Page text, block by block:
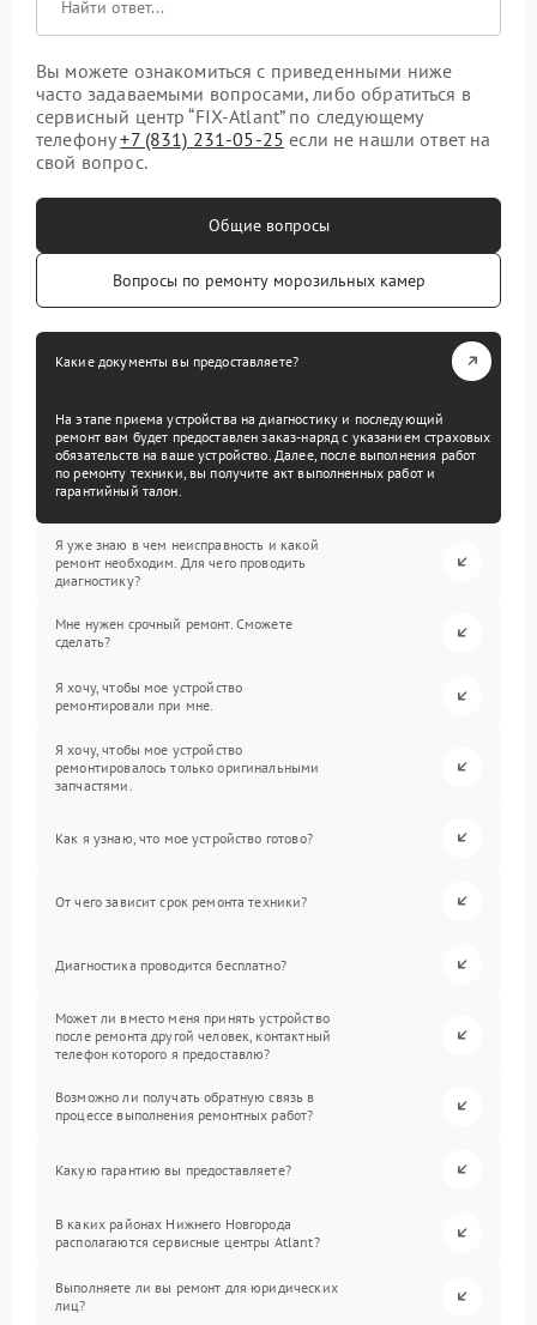
Вы можете ознакомиться с приведенными ниже
часто задаваемыми вопросами, либо обратиться в
сервисный центр “FIX-Atlant” по следующему
телефону+7 (831) 231-05-25 если не нашли ответ на
свой вопрос.
Общие вопросы
Вопросы по ремонту морозильных камер
Какие документы вы предоставляете?
На этапе приема устройства на диагностику и последующий
ремонт вам будет предоставлен заказ-наряд с указанием страховых
обязательств на ваше устройство. Далее, после выполнения работ
по ремонту техники, вы получите акт выполненных работ и
гарантийный талон.
Я уже знаю в чем неисправность и какой
ремонт необходим. Для чего проводить
диагностику?
Мне нужен срочный ремонт. Сможете
сделать?
Я хочу, чтобы мое устройство
ремонтировали при мне.
Я хочу, чтобы мое устройство
ремонтировалось только оригинальными
запчастями.
Как я узнаю, что мое устройство готово?
От чего зависит срок ремонта техники?
Диагностика проводится бесплатно?
Может ли вместо меня принять устройство
после ремонта другой человек, контактный
телефон которого я предоставлю?
Возможно ли получать обратную связь в
процессе выполнения ремонтных работ?
Какую гарантию вы предоставляете?
В каких районах Нижнего Новгорода
располагаются сервисные центры Atlant?
Выполняете ли вы ремонт для юридических
лиц?